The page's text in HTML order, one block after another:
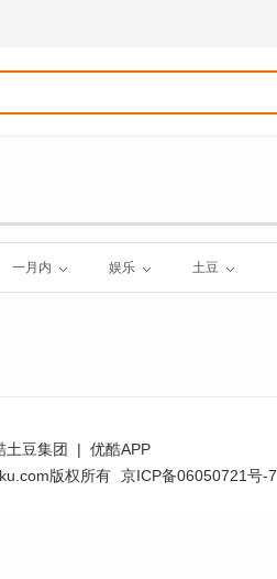
一月内 娱乐 土豆
土豆集团 | 优酷APP
版权所有 京ICP备06050721号-7